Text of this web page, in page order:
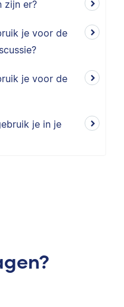
zijn er?
je voor de
je voor de
je in je